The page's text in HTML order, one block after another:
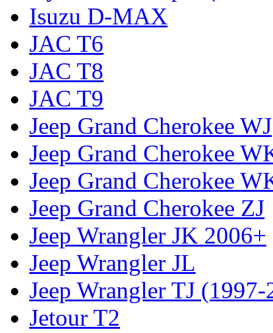
Isuzu D-MAX
JAC T6
JAC T8
JAC T9
Jeep Grand Cherokee WJ
Jeep Grand Cherokee
Jeep Grand Cherokee
Jeep Grand Cherokee ZJ
Jeep Wrangler JK 2006+
Jeep Wrangler JL
Jeep Wrangler TJ
Jetour T2